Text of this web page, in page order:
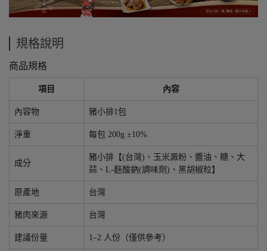
規格說明
商品規格
項目 內容
內容物 豬小排1包
淨重 每包 200g ±10%
成分
豬小排【(台灣)、玉米澱粉、醬油、糖、大
蒜、L-麩酸鈉(調味劑)、黑胡椒粒】
原產地 台灣
豬肉來源 台灣
建議份量 1–2 人份（僅供參考）